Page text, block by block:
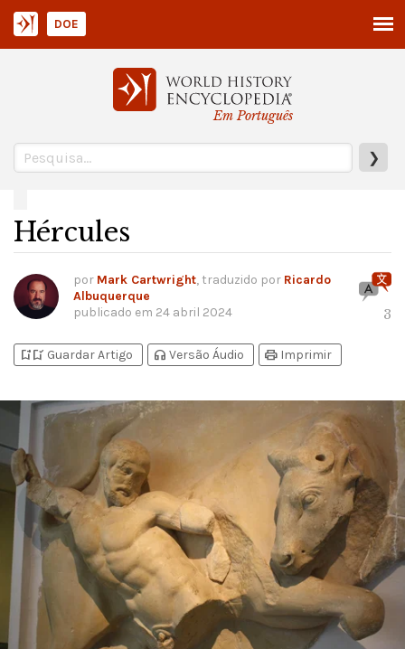
Em Português
❯
DOE
Hércules
por Mark Cartwright, traduzido por Ricardo
Albuquerque
publicado em 24 abril 2024 3
bookmark_addbookmark_added Guardar Artigo headphones Versão Áudio print Imprimir